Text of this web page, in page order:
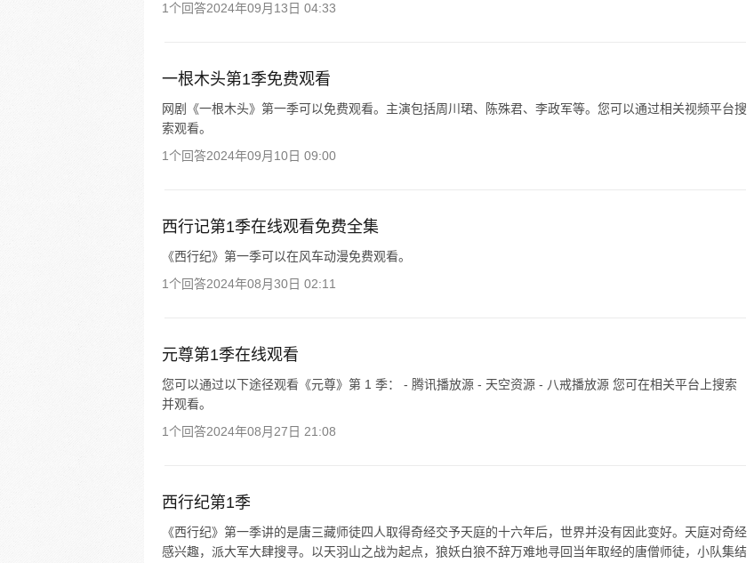
1个回答2024年09月13日 04:33
一根木头第1季免费观看
网剧《一根木头》第一季可以免费观看。主演包括周川珺、陈殊君、李政军等。您可以通过相关视频平台搜
索观看。
1个回答2024年09月10日 09:00
西行记第1季在线观看免费全集
《西行纪》第一季可以在风车动漫免费观看。
1个回答2024年08月30日 02:11
元尊第1季在线观看
您可以通过以下途径观看《元尊》第 1 季： - 腾讯播放源 - 天空资源 - 八戒播放源 您可在相关平台上搜索
并观看。
1个回答2024年08月27日 21:08
西行纪第1季
《西行纪》第一季讲的是唐三藏师徒四人取得奇经交予天庭的十六年后，世界并没有因此变好。天庭对奇经
感兴趣，派大军大肆搜寻。以天羽山之战为起点，狼妖白狼不辞万难地寻回当年取经的唐僧师徒，小队集结